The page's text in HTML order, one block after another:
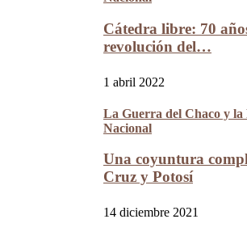
Cátedra libre: 70
revolución del…
1 abril 2022
La Guerra del Chaco y la
Nacional
Una coyuntura
Cruz y Potosí
14 diciembre 2021